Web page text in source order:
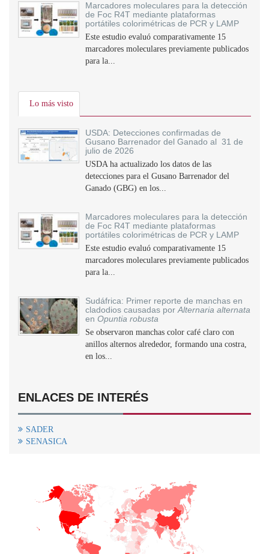
Marcadores moleculares para la detección
de Foc R4T mediante plataformas
portátiles colorimétricas de PCR y LAMP
Este estudio evaluó comparativamente 15
marcadores moleculares previamente publicados
para la...
Lo más visto
USDA: Detecciones confirmadas de
Gusano Barrenador del Ganado al 31 de
julio de 2026
USDA ha actualizado los datos de las
detecciones para el Gusano Barrenador del
Ganado (GBG) en los...
Marcadores moleculares para la detección
de Foc R4T mediante plataformas
portátiles colorimétricas de PCR y LAMP
Este estudio evaluó comparativamente 15
marcadores moleculares previamente publicados
para la...
Sudáfrica: Primer reporte de manchas en
cladodios causadas por Alternaria alternata
en Opuntia robusta
Se observaron manchas color café claro con
anillos alternos alrededor, formando una costra,
en los...
ENLACES DE INTERÉS
SADER
SENASICA